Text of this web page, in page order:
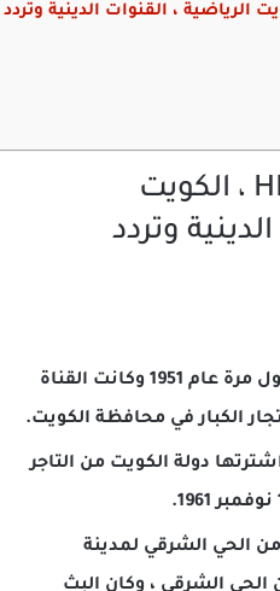
تردد قناة الكويت HD ، الكويت
وتردد
تم بث القناة الكويتية لأول مرة عام 1951 وكانت القناة
الكبار في محافظة الكويت.
دولة الكويت من التاجر
الحي الشرقي لمدينة
الحي الشرقي ، وكان البث